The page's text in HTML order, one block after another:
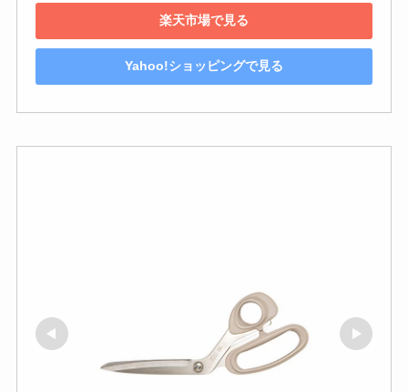
楽天市場で見る
Yahoo!ショッピングで見る